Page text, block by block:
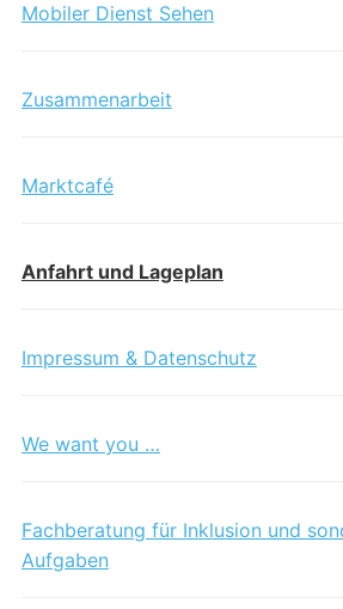
Mobiler Dienst Sehen
Zusammenarbeit
Marktcafé
Anfahrt und Lageplan
Impressum & Datenschutz
We want you …
Fachberatung für Inklusion und
Aufgaben